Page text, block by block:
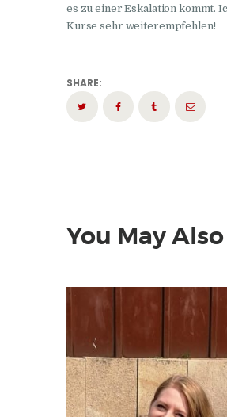
es zu einer Eskalation kommt.
Kurse sehr weiterempfehlen!
SHARE:
You May